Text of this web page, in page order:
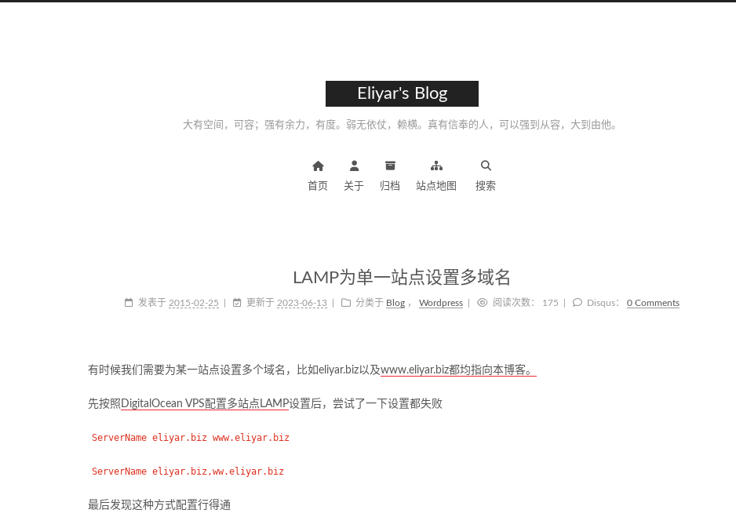
Eliyar's Blog
大有空间，可容；强有余力，有度。弱无依仗，赖横。真有信奉的人，可以强到从容，大到由他。
首页 关于 归档 站点地图 搜索
LAMP为单一站点设置多域名
发表于 2015-02-25 更新于 2023-06-13 分类于 Blog ， Wordpress 阅读次数： 175 Disqus： 0 Comments
有时候我们需要为某一站点设置多个域名，比如eliyar.biz以及www.eliyar.biz都均指向本博客。
先按照 DigitalOcean VPS配置多站点LAMP设置后，尝试了一下设置都失败
ServerName eliyar.biz www.eliyar.biz
ServerName eliyar.biz,ww.eliyar.biz
最后发现这种方式配置行得通